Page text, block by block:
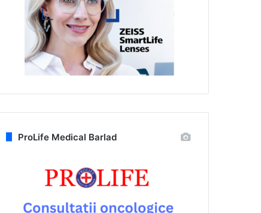
ProLife Medical Barlad